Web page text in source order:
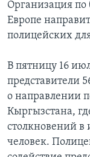
поиск
ПОЧЕМУ ЭТО
ДИСКУССИЯ VOA
НЬЮ-ЙОРК NEW
АМЕРИКА.
А КАК В
АРТЕФАКТЫ
ТЕСТЫ
ФАКТЫ
ЗА СВОБОДУ
ВИДЕО
ПОДПИСКА НА
Learning English
Организация по
Европе
полицейских
В пятницу 16
представители
о направлении
Кыргызстана,
столкновений в
человек.